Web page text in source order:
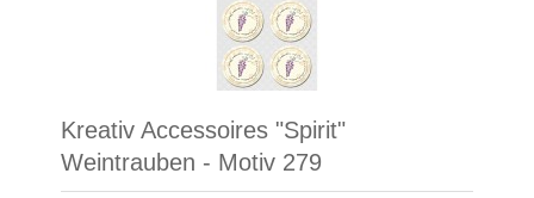
Kreativ Accessoires "Spirit"
Weintrauben - Motiv 279